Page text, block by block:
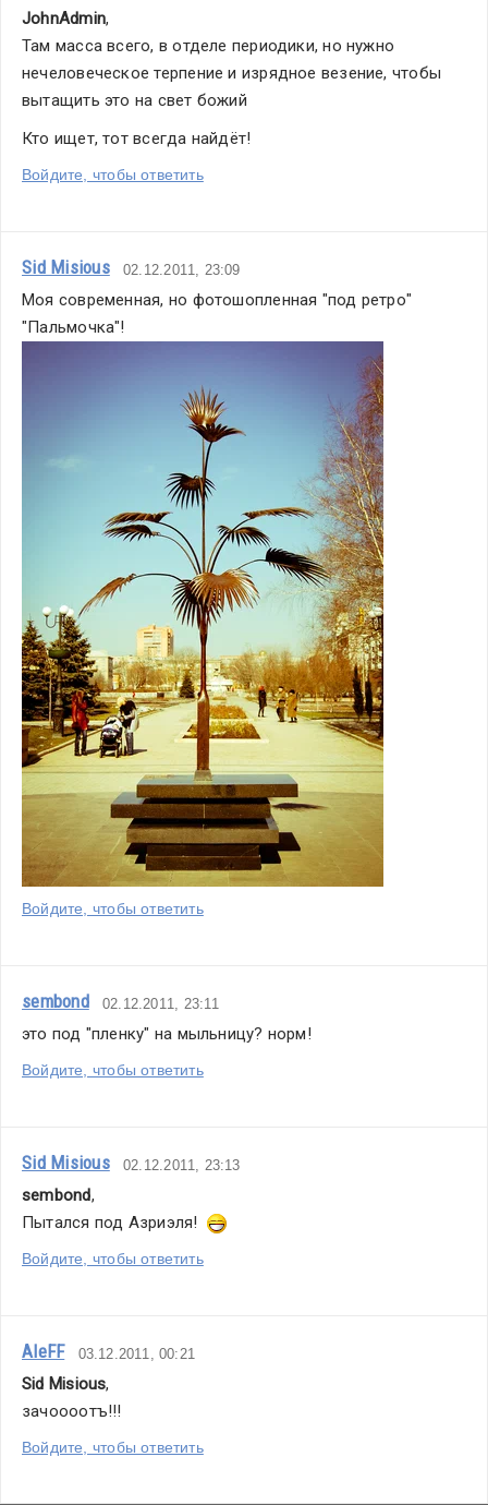
JohnAdmin,
Там масса всего, в отделе периодики, но нужно
нечеловеческое терпение и изрядное везение, чтобы
вытащить это на свет божий
Кто ищет, тот всегда найдёт!
Войдите, чтобы ответить
Sid Misious 02.12.2011, 23:09
Моя современная, но фотошопленная "под ретро"
"Пальмочка"!
Войдите, чтобы ответить
sembond 02.12.2011, 23:11
это под "пленку" на мыльницу? норм!
Войдите, чтобы ответить
Sid Misious 02.12.2011, 23:13
sembond,
Пытался под Азриэля!
Войдите, чтобы ответить
AleFF 03.12.2011, 00:21
Sid Misious,
зачоооотъ!!!
Войдите, чтобы ответить